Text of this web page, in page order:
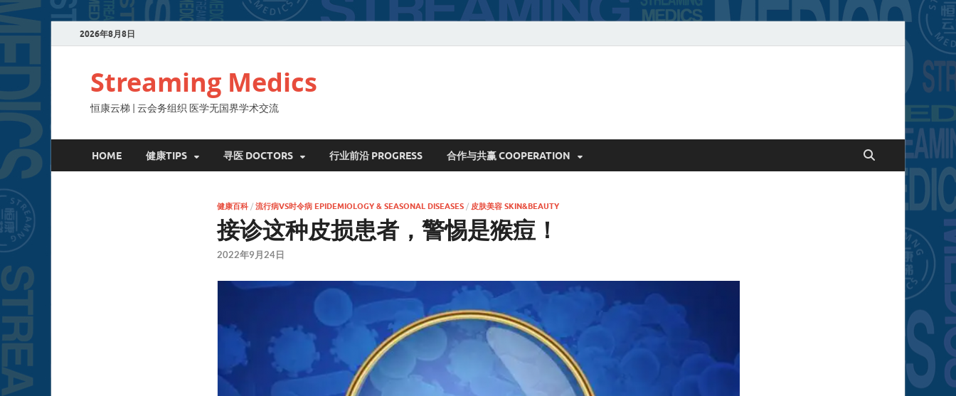
2026年8月8日
Streaming Medics
恒康云梯 | 云会务组织 医学无国界学术交流
HOME 健康TIPS 寻医 DOCTORS 行业前沿 PROGRESS 合作与共赢 COOPERATION
健康百科/ 流行病VS时令病 EPIDEMIOLOGY & SEASONAL DISEASES/ 皮肤美容 SKIN&BEAUTY
接诊这种皮损患者，警惕是猴痘！
2022年9月24日